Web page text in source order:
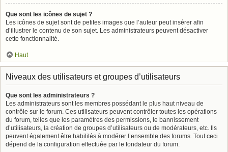
Que sont les icônes de sujet ?
Les icônes de sujet sont de petites images que l’auteur peut insérer afin
d’illustrer le contenu de son sujet. Les administrateurs peuvent désactiver
cette fonctionnalité.
Haut
Niveaux des utilisateurs et groupes d’utilisateurs
Que sont les administrateurs ?
Les administrateurs sont les membres possédant le plus haut niveau de
contrôle sur le forum. Ces utilisateurs peuvent contrôler toutes les opérations
du forum, telles que les paramètres des permissions, le bannissement
d’utilisateurs, la création de groupes d’utilisateurs ou de modérateurs, etc. Ils
peuvent également être habilités à modérer l’ensemble des forums. Tout ceci
dépend de la configuration effectuée par le fondateur du forum.